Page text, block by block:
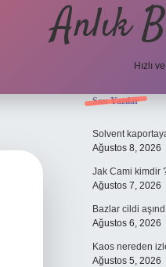
Anlık
Hızlı
Son Yazılar
Solvent
Ağustos 8, 2026
Jak Cami kimdir
Ağustos 7, 2026
Bazlar cildi
Ağustos 6, 2026
Kaos nereden
Ağustos 5, 2026